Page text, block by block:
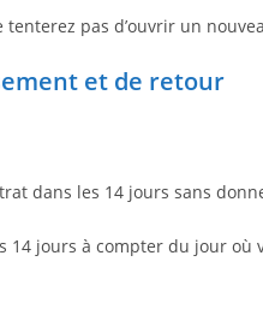
pas d’ouvrir un
et de retour
dans les 14 jours sans
14 jours à compter du jour